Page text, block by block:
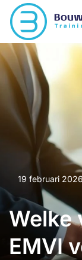
19 februari
Welke
EMVI